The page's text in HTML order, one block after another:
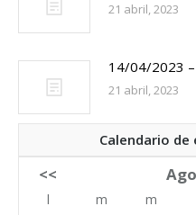
21 abril, 2023
14/04/2023
21 abril, 2023
Calendario
<<
l m m